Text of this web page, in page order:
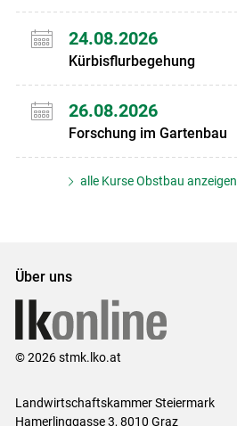
24.08.2026
Kürbisflurbegehung
26.08.2026
Forschung im Gartenbau
alle Kurse Obstbau anzeigen
Über uns
© 2026 stmk.lko.at
Landwirtschaftskammer Steiermark
Hamerlinggasse 3, 8010 Graz